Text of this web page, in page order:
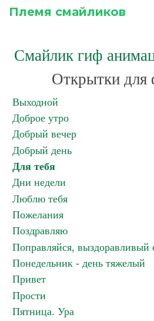
Племя смайликов
Смайлик гиф
Открытки для
Выходной
Доброе утро
Добрый вечер
Добрый день
Для тебя
Дни недели
Люблю тебя
Пожелания
Поздравляю
Поправляйся, выздоравливый
Понедельник - день тяжелый
Привет
Прости
Пятница. Ура